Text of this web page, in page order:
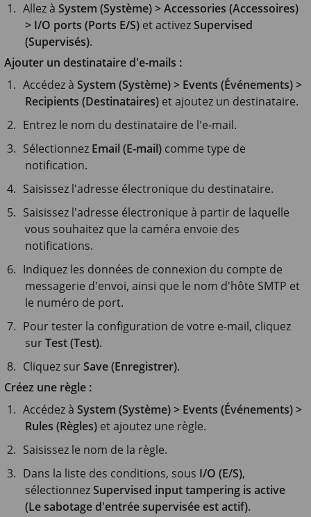
Allez àSystem (Système) > Accessories (Accessoires)
> I/O ports (Ports E/S) et activezSupervised
(Supervisés).
Ajouter un destinataire d'e-mails :
Accédez àSystem (Système) > Events (Événements) >
Recipients (Destinataires) et ajoutez un destinataire.
Entrez le nom du destinataire de l'e-mail.
Sélectionnez Email (E-mail) comme type de
notification.
Saisissez l'adresse électronique du destinataire.
Saisissez l'adresse électronique à partir de laquelle
vous souhaitez que la caméra envoie des
notifications.
Indiquez les données de connexion du compte de
messagerie d'envoi, ainsi que le nom d'hôte SMTP et
le numéro de port.
Pour tester la configuration de votre e-mail, cliquez
surTest (Test).
Cliquez surSave (Enregistrer).
Créez une règle :
Accédez àSystem (Système) > Events (Événements) >
Rules (Règles) et ajoutez une règle.
Saisissez le nom de la règle.
Dans la liste des conditions, sous I/O (E/S),
sélectionnezSupervised input tampering is active
(Le sabotage d'entrée supervisée est actif).